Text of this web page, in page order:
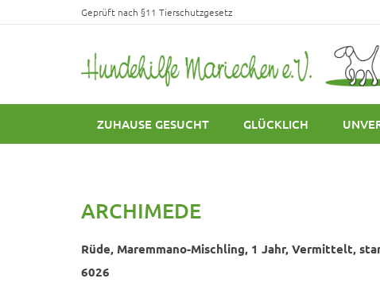
Geprüft nach §11 Tierschutzgesetz
ZUHAUSE GESUCHT GLÜCKLICH
ARCHIMEDE
Rüde, Maremmano-Mischling, 1 Jahr, Vermittelt,
6026